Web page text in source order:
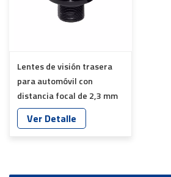
Lentes de visión trasera
para automóvil con
distancia focal de 2,3 mm
(1/4 de pulgada) para
asistencia de marcha
Ver Detalle